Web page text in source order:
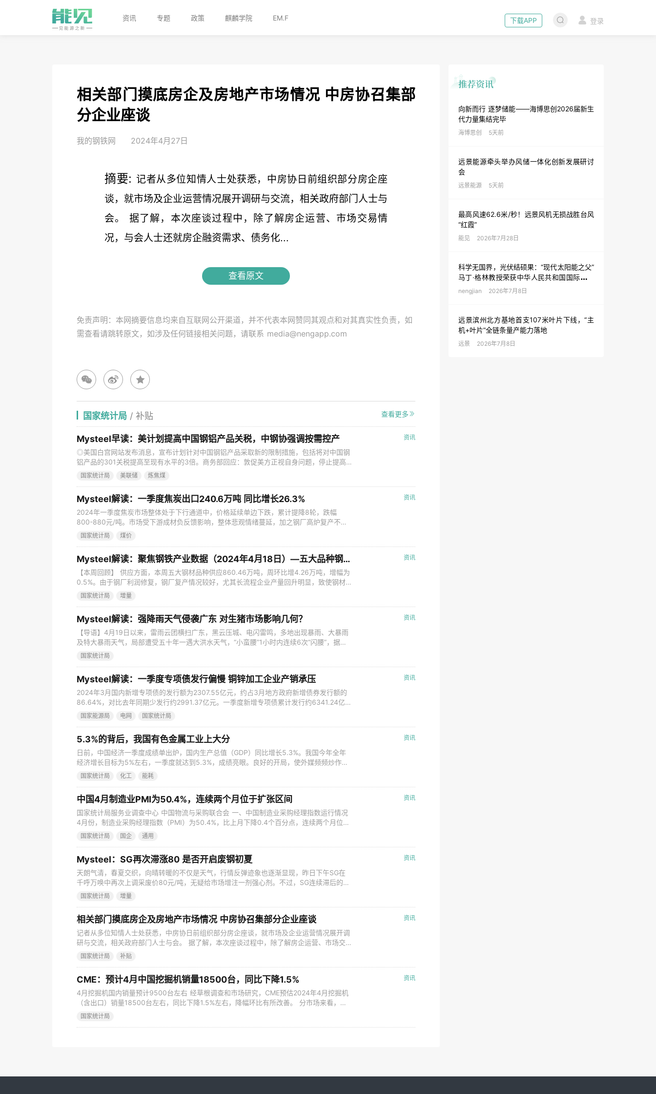
下载APP 登录
资讯 专题 政策 麒麟学院 EM.F
向新而行 逐梦储能——海博思创2026届新生
代力量集结完毕
海博思创 5天前
远景能源牵头举办风储一体化创新发展研讨
会
远景能源 5天前
最高风速62.6米/秒！远景风机无损战胜台风
“红霞”
能见 2026年7月28日
科学无国界，光伏结硕果：“现代太阳能之父”
马丁·格林教授荣获中华人民共和国国际科学
技术合作奖
nengjian 2026年7月8日
远景滨州北方基地首支107米叶片下线，“主
机+叶片”全链条量产能力落地
远景 2026年7月8日
相关部门摸底房企及房地产市场情况 中房协召集部
分企业座谈
我的钢铁网 2024年4月27日
摘要: 记者从多位知情人士处获悉，中房协日前组织部分房企座
谈，就市场及企业运营情况展开调研与交流，相关政府部门人士与
会。 据了解，本次座谈过程中，除了解房企运营、市场交易情
况，与会人士还就房企融资需求、债务化...
查看原文
免责声明：本网摘要信息均来自互联网公开渠道，并不代表本网赞同其观点和对其真实性负责，如
需查看请跳转原文，如涉及任何链接相关问题，请联系 media@nengapp.com
国家统计局 / 补贴 查看更多
资讯
Mysteel早读：美计划提高中国钢铝产品关税，中钢协强调按需控产
◎美国白宫网站发布消息，宣布计划针对中国钢铝产品采取新的限制措施，包括将对中国钢
铝产品的301关税提高至现有水平的3倍。商务部回应：敦促美方正视自身问题，停止提高
对华产品关税，并立即取消对华加征关税措施。中方将采取一切必要措施，捍卫自身权益。
国家统计局 美联储 炼焦煤
资讯
Mysteel解读：一季度焦炭出口240.6万吨 同比增长26.3%
2024年一季度焦炭市场整体处于下行通道中，价格延续单边下跌，累计提降8轮，跌幅
800-880元/吨。市场受下游成材负反馈影响，整体悲观情绪蔓延，加之钢厂高炉复产不及
预期，季度末虽有部分高炉复产，但铁水依旧同比低位，环比改善进度偏慢，且钢厂利润薄
国家统计局 煤价
资讯
Mysteel解读：聚焦钢铁产业数据（2024年4月18日）—五大品种钢材供增需降，库存持续去化
【本周回顾】 供应方面，本周五大钢材品种供应860.46万吨，周环比增4.26万吨，增幅为
0.5%。由于钢厂利润修复，钢厂复产情况较好，尤其长流程企业产量回升明显，致使钢材
产量增加；本周五大钢材总库存2034.04万吨，周环比降99.14万吨，降幅为4.6%。本周五
国家统计局 增量
资讯
Mysteel解读：强降雨天气侵袭广东 对生猪市场影响几何？
【导语】4月19日以来，雷雨云团横扫广东，黑云压城、电闪雷鸣，多地出现暴雨、大暴雨
及特大暴雨天气，局部遭受五十年一遇大洪水天气，“小蛮腰”1小时内连续6次“闪腰”，据天
气预报情况显示，广东省未来一周仍伴随着雷雨天气。那么，广东作为传统生猪产销大省，
国家统计局
资讯
Mysteel解读：一季度专项债发行偏慢 铜锌加工企业产销承压
2024年3月国内新增专项债的发行额为2307.55亿元，约占3月地方政府新增债券发行额的
86.64%，对比去年同期少发行约2991.37亿元。一季度新增专项债累计发行约6341.24亿
元，相较去年同期少发行约7227.05亿元。一季度新增专项债发行规模小于往年，一方面是
国家能源局 电网 国家统计局
资讯
5.3%的背后，我国有色金属工业上大分
日前，中国经济一季度成绩单出炉，国内生产总值（GDP）同比增长5.3%。我国今年全年
经济增长目标为5%左右，一季度就达到5.3%，成绩亮眼。良好的开局，使外媒频频炒作的
“中国见顶论”不攻而破。 一季度的好成绩，工业经济的回升功不可没。我国制造业总体规模
国家统计局 化工 能耗
资讯
中国4月制造业PMI为50.4%，连续两个月位于扩张区间
国家统计局服务业调查中心 中国物流与采购联合会 一、中国制造业采购经理指数运行情况
4月份，制造业采购经理指数（PMI）为50.4%，比上月下降0.4个百分点，连续两个月位于
扩张区间，制造业继续保持恢复发展态势。 从企业规模看，大型企业PMI为50.3%，比上月
国家统计局 国企 通用
资讯
Mysteel：SG再次滞涨80 是否开启废钢初夏
天朗气清，春夏交织，向晴转暖的不仅是天气，行情反弹迹象也逐渐显现，昨日下午SG在
千呼万唤中再次上调采废价80元/吨，无疑给市场增注一剂强心剂。不过，SG连续滞后的涨
价及前期深跌同样给市场带来隐隐担忧，此番上涨是否已是年内最高价？亦或废钢价格能否
国家统计局 增量
资讯
相关部门摸底房企及房地产市场情况 中房协召集部分企业座谈
记者从多位知情人士处获悉，中房协日前组织部分房企座谈，就市场及企业运营情况展开调
研与交流，相关政府部门人士与会。 据了解，本次座谈过程中，除了解房企运营、市场交
易情况，与会人士还就房企融资需求、债务化解、地产“白名单”融资落地进展动态、保障性
国家统计局 补贴
资讯
CME：预计4月中国挖掘机销量18500台，同比下降1.5%
4月挖掘机国内销量预计9500台左右 经草根调查和市场研究，CME预估2024年4月挖掘机
（含出口）销量18500台左右，同比下降1.5%左右，降幅环比有所改善。 分市场来看，国
内市场预估销量9500台，同比基本持平，近期市场热度持续下滑。出口市场预估销量9000
国家统计局